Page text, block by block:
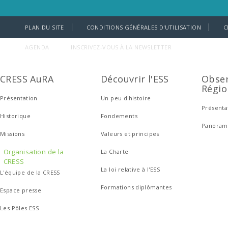
PLAN DU SITE CONDITIONS GÉNÉRALES D'UTILISATION
AGENDA INSCRIVEZ-VOUS À LA NEWSLETTER
CRESS AuRA
Présentation
Historique
Missions
Organisation de la
CRESS
L'équipe de la CRESS
Espace presse
Les Pôles ESS
Découvrir l'ESS
Un peu d'histoire
Fondements
Valeurs et principes
La Charte
La loi relative à l'ESS
Formations diplômantes